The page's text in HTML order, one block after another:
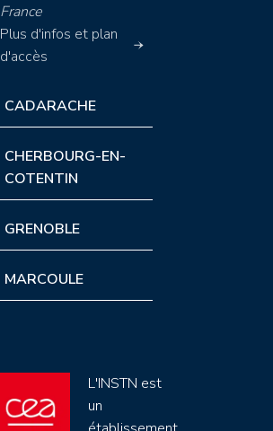
France
Plus d'infos et plan
d'accès
CADARACHE
CHERBOURG-EN-
COTENTIN
GRENOBLE
MARCOULE
L'INSTN est
un